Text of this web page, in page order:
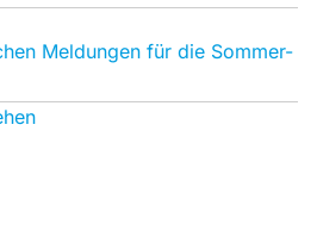
Meldungen für die Sommer-